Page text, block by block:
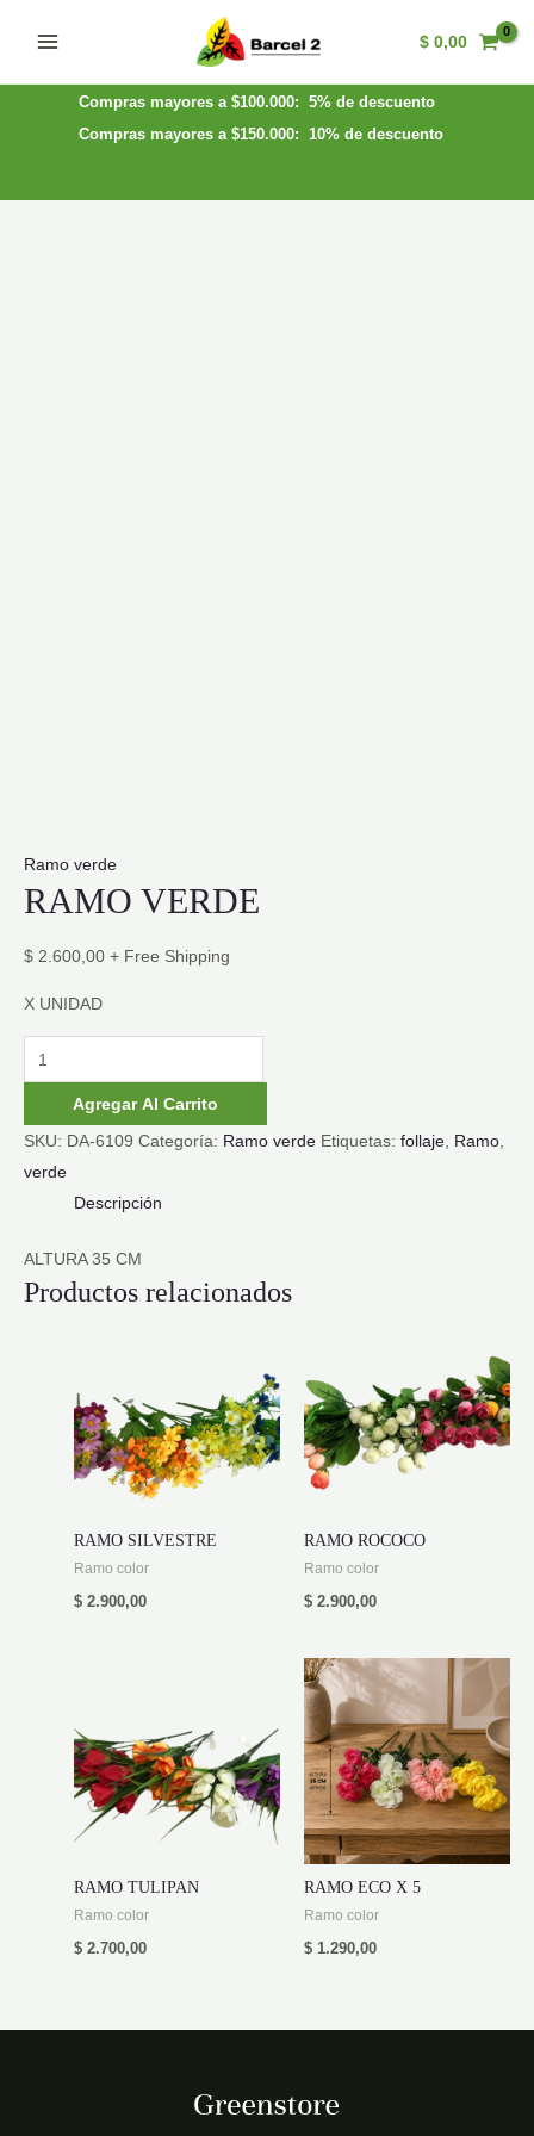
Menu
$ 0,00
Compras mayores a $100.000: 5% de descuento
Compras mayores a $150.000: 10% de descuento
Ramo verde
RAMO VERDE
$ 2.600,00 + Free Shipping
X UNIDAD
RAMO
VERDE
cantidadAgregar Al Carrito
SKU: DA-6109 Categoría: Ramo verde Etiquetas: follaje Ramo
verde
Descripción
ALTURA 35 CM
Productos relacionados
RAMO SILVESTRE
Ramo color
$ 2.900,00
RAMO ROCOCO
Ramo color
$ 2.900,00
RAMO TULIPAN
Ramo color
$ 2.700,00
RAMO ECO X 5
Ramo color
$ 1.290,00